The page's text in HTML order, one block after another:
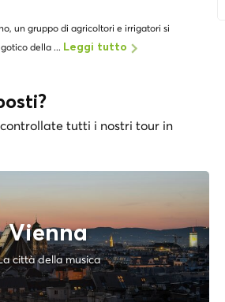
un gruppo di agricoltori e irrigatori si
della ... Leggi tutto
tutti i nostri tour in
Vienna
città della musica